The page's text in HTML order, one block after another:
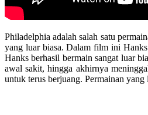
Philadelphia adalah salah satu
yang luar biasa. Dalam film ini
Hanks berhasil bermain sangat luar
awal sakit, hingga akhirnya
untuk terus berjuang. Permainan